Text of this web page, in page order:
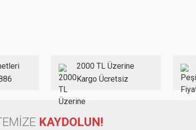
hatalar bulunuyor.
sitelerden daha pahalı.
farklı alternatifler olmalı.
2000 TL Üzerine
Kargo Ücretsiz
KAYDOLUN!